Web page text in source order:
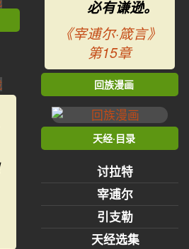
必有谦逊。
《宰逋尔·箴言》
第15章
回族漫画
天经·目录
讨拉特
宰逋尔
引支勒
天经选集